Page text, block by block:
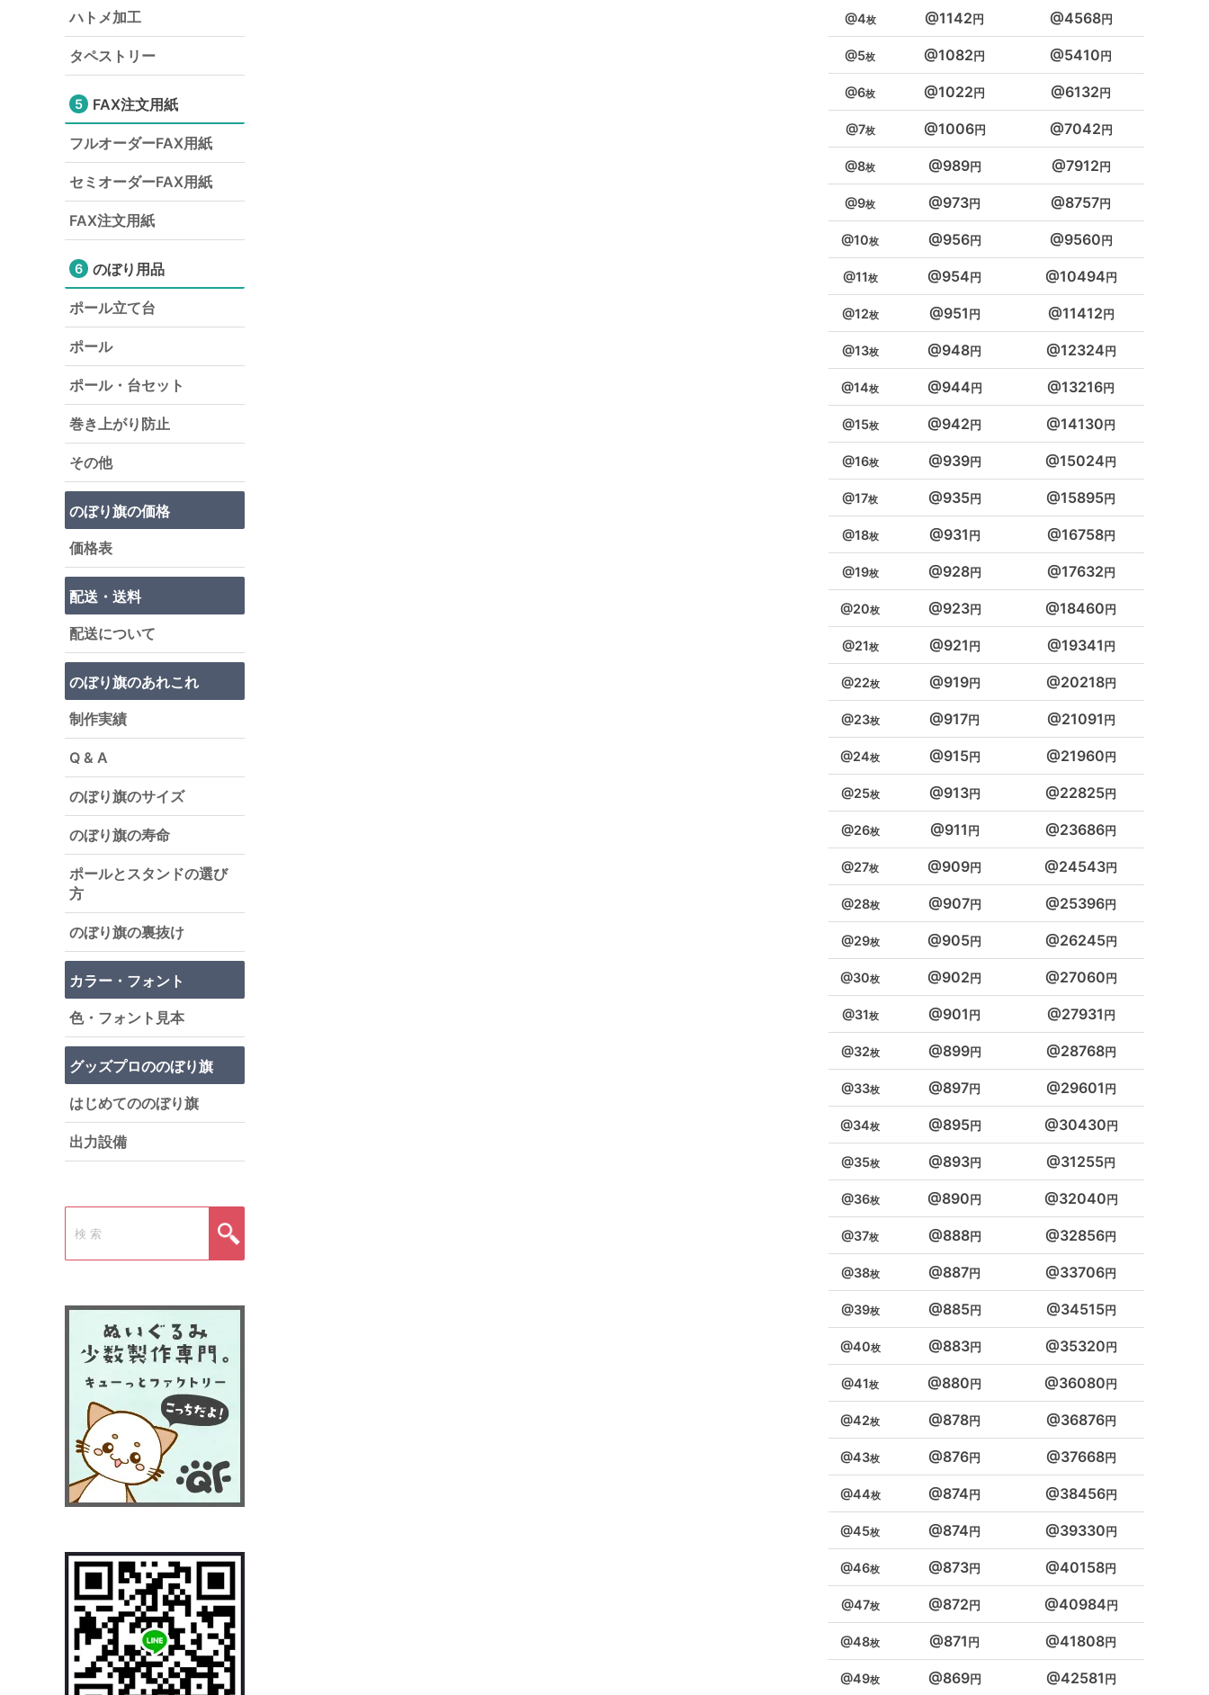
4 1142 4568
5 1082 5410
6 1022 6132
7 1006 7042
8 989 7912
9 973 8757
10 956 9560
11 954 10494
12 951 11412
13 948 12324
14 944 13216
15 942 14130
16 939 15024
17 935 15895
18 931 16758
19 928 17632
20 923 18460
21 921 19341
22 919 20218
23 917 21091
24 915 21960
25 913 22825
26 911 23686
27 909 24543
28 907 25396
29 905 26245
30 902 27060
31 901 27931
32 899 28768
33 897 29601
34 895 30430
35 893 31255
36 890 32040
37 888 32856
38 887 33706
39 885 34515
40 883 35320
41 880 36080
42 878 36876
43 876 37668
44 874 38456
45 874 39330
46 873 40158
47 872 40984
48 871 41808
49 869 42581
ハトメ加工
タペストリー
5 FAX注文用紙
フルオーダーFAX用紙
セミオーダーFAX用紙
FAX注文用紙
6 のぼり用品
ポール立て台
ポール
ポール・台セット
巻き上がり防止
その他
のぼり旗の価格
価格表
配送・送料
配送について
のぼり旗のあれこれ
制作実績
Q & A
のぼり旗のサイズ
のぼり旗の寿命
ポールとスタンドの選び
方
のぼり旗の裏抜け
カラー・フォント
色・フォント見本
グッズプロののぼり旗
はじめてののぼり旗
出力設備